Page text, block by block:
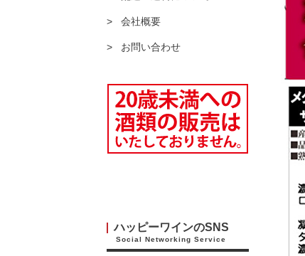
会社概要
お問い合わせ
ハッピーワインのSNS
Social Networking Service